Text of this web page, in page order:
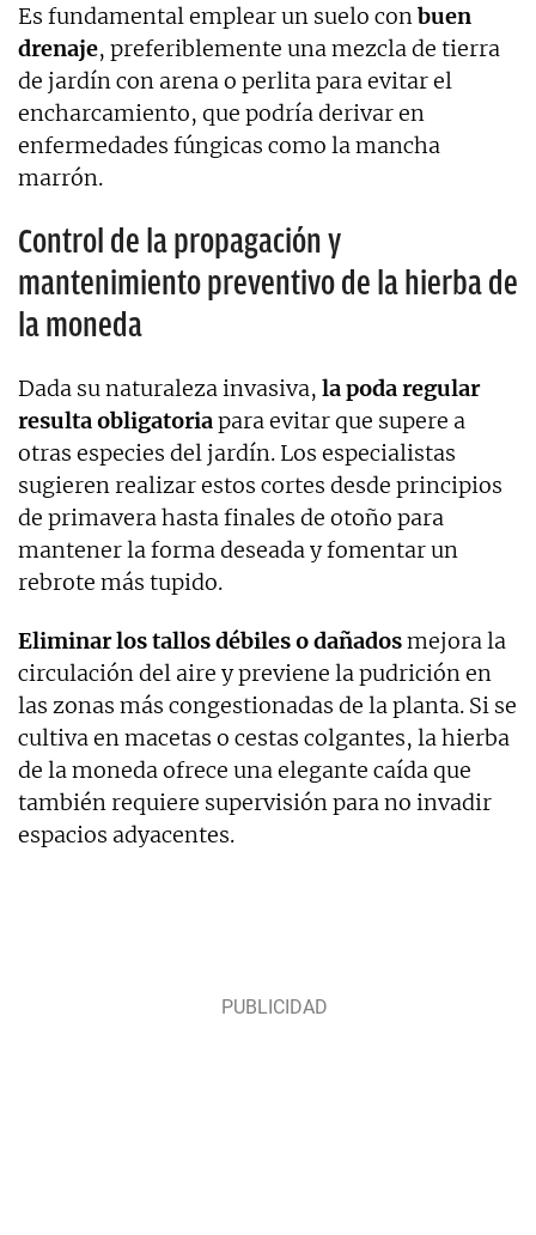
Es fundamental emplear un suelo conbuen
drenaje, preferiblemente una mezcla de tierra
de jardín con arena o perlita para evitar el
encharcamiento, que podría derivar en
enfermedades fúngicas como la mancha
marrón.
Control de la propagación y
mantenimiento preventivo de la hierba de
la moneda
Dada su naturaleza invasiva, la poda regular
resulta obligatoriapara evitar que supere a
otras especies del jardín. Los especialistas
sugieren realizar estos cortes desde principios
de primavera hasta finales de otoño para
mantener la forma deseada y fomentar un
rebrote más tupido.
Eliminar los tallos débiles o dañadosmejora la
circulación del aire y previene la pudrición en
las zonas más congestionadas de la planta. Si se
cultiva en macetas o cestas colgantes, la hierba
de la moneda ofrece una elegante caída que
también requiere supervisión para no invadir
espacios adyacentes.